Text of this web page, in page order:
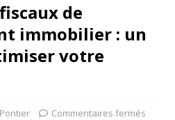
de
immobilier : un
votre
Commentaires fermés